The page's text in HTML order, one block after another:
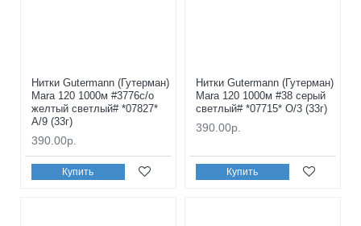
Нитки Gutermann (Гутерман)
Mara 120 1000м #3776с/о
желтый светлый# *07827*
A/9 (33г)
390.00р.
Купить
Нитки Gutermann (Гутерман)
Mara 120 1000м #38 серый
светлый# *07715* O/3 (33г)
390.00р.
Купить